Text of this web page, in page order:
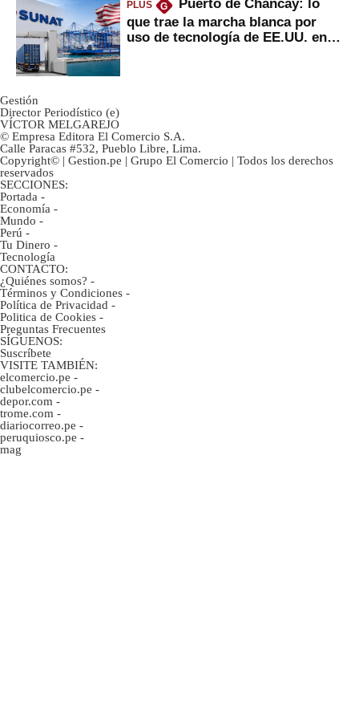
PLUS G
Puerto de Chancay: lo
que trae la marcha blanca por
uso de tecnología de EE.UU. en
Gestión
Director Periodístico (e)
VÍCTOR MELGAREJO
© Empresa Editora El Comercio S.A.
Calle Paracas #532, Pueblo Libre, Lima.
Copyright© | Gestion.pe | Grupo El Comercio | Todos los derechos
reservados
SECCIONES:
Portada -
Economía -
Mundo -
Perú -
Tu Dinero -
Tecnología
CONTACTO:
¿Quiénes somos? -
Términos y Condiciones -
Política de Privacidad -
Politica de Cookies -
Preguntas Frecuentes
SÍGUENOS:
Suscríbete
VISITE TAMBIÉN:
elcomercio.pe -
clubelcomercio.pe -
depor.com -
trome.com -
diariocorreo.pe -
peruquiosco.pe -
mag